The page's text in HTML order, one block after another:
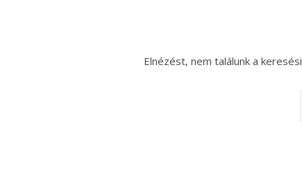
Elnézést, nem találunk a